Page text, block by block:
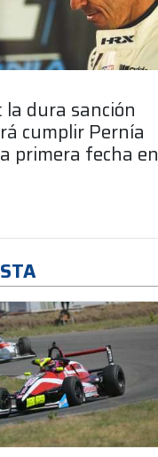
la dura sanción
cumplir Pernía
primera fecha en